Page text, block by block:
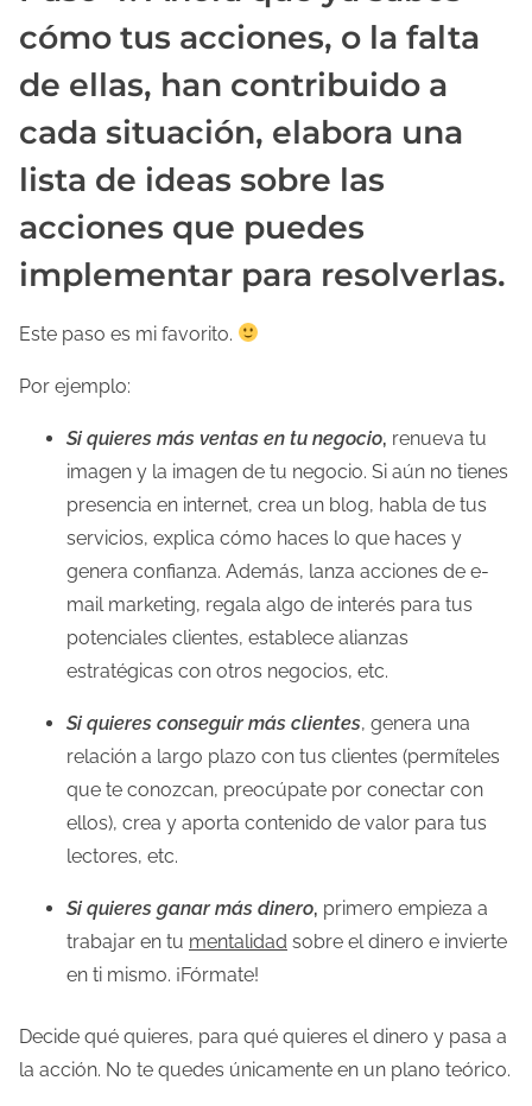
cómo tus acciones, o la falta
de ellas, han contribuido a
cada situación, elabora una
lista de ideas sobre las
acciones que puedes
implementar para resolverlas.
Este paso es mi favorito.
Por ejemplo:
Si quieres más ventas en tu negocio, renueva tu
imagen y la imagen de tu negocio. Si aún no tienes
presencia en internet, crea un blog, habla de tus
servicios, explica cómo haces lo que haces y
genera confianza. Además, lanza acciones de e-
mail marketing, regala algo de interés para tus
potenciales clientes, establece alianzas
estratégicas con otros negocios, etc.
Si quieres conseguir más clientes, genera una
relación a largo plazo con tus clientes (permíteles
que te conozcan, preocúpate por conectar con
ellos), crea y aporta contenido de valor para tus
lectores, etc.
Si quieres ganar más dinero, primero empieza a
trabajar en tu mentalidad sobre el dinero e invierte
en ti mismo. ¡Fórmate!
Decide qué quieres, para qué quieres el dinero y pasa a
la acción. No te quedes únicamente en un plano teórico.